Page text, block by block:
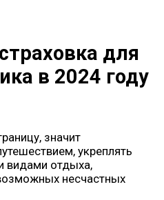
для
в 2024 году
значит
укреплять
видами отдыха,
несчастных